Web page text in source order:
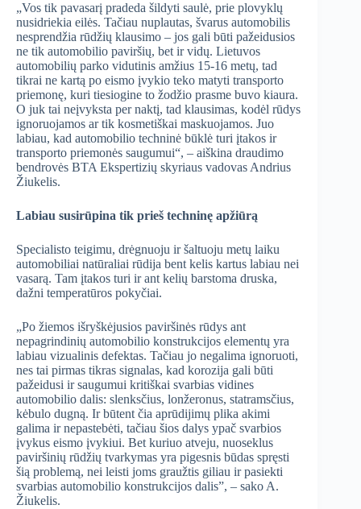
„Vos tik pavasarį pradeda šildyti saulė, prie plovyklų
nusidriekia eilės. Tačiau nuplautas, švarus automobilis
nesprendžia rūdžių klausimo – jos gali būti pažeidusios
ne tik automobilio paviršių, bet ir vidų. Lietuvos
automobilių parko vidutinis amžius 15-16 metų, tad
tikrai ne kartą po eismo įvykio teko matyti transporto
priemonę, kuri tiesiogine to žodžio prasme buvo kiaura.
O juk tai neįvyksta per naktį, tad klausimas, kodėl rūdys
ignoruojamos ar tik kosmetiškai maskuojamos. Juo
labiau, kad automobilio techninė būklė turi įtakos ir
transporto priemonės saugumui“, – aiškina draudimo
bendrovės BTA Ekspertizių skyriaus vadovas Andrius
Žiukelis.
Labiau susirūpina tik prieš techninę apžiūrą
Specialisto teigimu, drėgnuoju ir šaltuoju metų laiku
automobiliai natūraliai rūdija bent kelis kartus labiau nei
vasarą. Tam įtakos turi ir ant kelių barstoma druska,
dažni temperatūros pokyčiai.
„Po žiemos išryškėjusios paviršinės rūdys ant
nepagrindinių automobilio konstrukcijos elementų yra
labiau vizualinis defektas. Tačiau jo negalima ignoruoti,
nes tai pirmas tikras signalas, kad korozija gali būti
pažeidusi ir saugumui kritiškai svarbias vidines
automobilio dalis: slenksčius, lonžeronus, statramsčius,
kėbulo dugną. Ir būtent čia aprūdijimų plika akimi
galima ir nepastebėti, tačiau šios dalys ypač svarbios
įvykus eismo įvykiui. Bet kuriuo atveju, nuoseklus
paviršinių rūdžių tvarkymas yra pigesnis būdas spręsti
šią problemą, nei leisti joms graužtis giliau ir pasiekti
svarbias automobilio konstrukcijos dalis”, – sako A.
Žiukelis.